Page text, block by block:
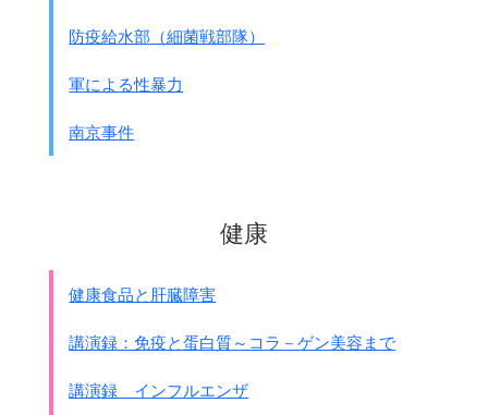
防疫給水部（細菌戦部隊）
軍による性暴力
南京事件
健康
健康食品と肝臓障害
講演録：免疫と蛋白質～コラ－ゲン美容まで
講演録 インフルエンザ